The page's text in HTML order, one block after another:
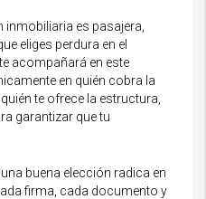
inmobiliaria es pasajera,
eliges perdura en el
acompañará en este
en quién cobra la
te ofrece la estructura,
garantizar que tu
una buena elección radica en
firma, cada documento y